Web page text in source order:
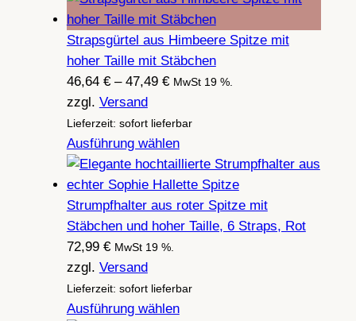
Strapsgürtel aus Himbeere Spitze mit
hoher Taille mit Stäbchen
46,64 € – 47,49 €Preisspanne:
bis
47,49 €
MwSt 19 %.
zzgl. Versand
Lieferzeit: sofort lieferbar
Ausführung wählen
Strumpfhalter aus roter Spitze mit
Stäbchen und hoher Taille, 6 Straps, Rot
72,99 € MwSt 19 %.
zzgl. Versand
Lieferzeit: sofort lieferbar
Ausführung wählen